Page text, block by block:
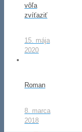
vôľa
zvíťaziť
15. mája
2020
Roman
8. marca
2018